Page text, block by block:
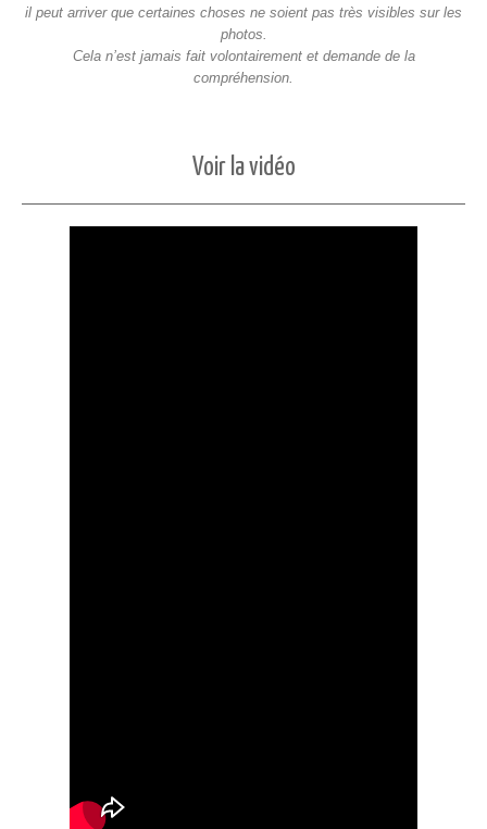
il peut arriver que certaines choses ne soient pas très visibles sur les
photos.
Cela n’est jamais fait volontairement et demande de la
compréhension.
Voir la vidéo